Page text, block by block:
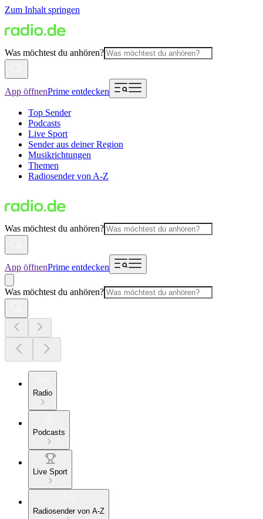
Zum Inhalt springen
Was möchtest du anhören?
App öffnenPrime entdecken
Top Sender
Podcasts
Live Sport
Sender aus deiner Region
Musikrichtungen
Themen
Radiosender von A-Z
Was möchtest du anhören?
App öffnenPrime entdecken
Was möchtest du anhören?
Radio
Podcasts
Live Sport
Radiosender von A-Z